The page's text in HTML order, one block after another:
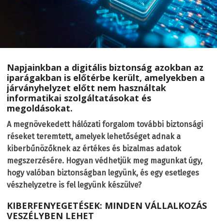
Napjainkban a digitális biztonság azokban az
iparágakban is előtérbe került, amelyekben a
járványhelyzet előtt nem használtak
informatikai szolgáltatásokat és
megoldásokat.
A megnövekedett hálózati forgalom további biztonsági
réseket teremtett, amelyek lehetőséget adnak a
kiberbűnözőknek az értékes és bizalmas adatok
megszerzésére. Hogyan védhetjük meg magunkat úgy,
hogy valóban biztonságban legyünk, és egy esetleges
vészhelyzetre is fel legyünk készülve?
KIBERFENYEGETÉSEK: MINDEN VÁLLALKOZÁS
VESZÉLYBEN LEHET